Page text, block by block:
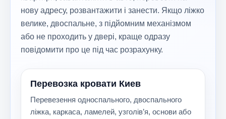
нову адресу, розвантажити і занести. Якщо ліжко
велике, двоспальне, з підйомним механізмом
або не проходить у двері, краще одразу
повідомити про це під час розрахунку.
Перевозка кровати Киев
Перевезення односпального, двоспального
ліжка, каркаса, ламелей, узголів’я, основи або